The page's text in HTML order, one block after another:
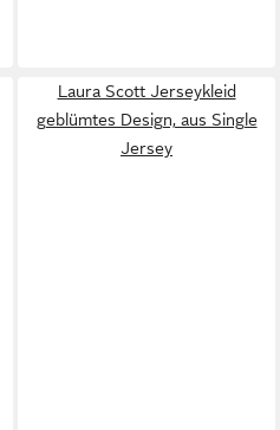
Laura Scott Jerseykleid
geblümtes Design, aus Single
Jersey